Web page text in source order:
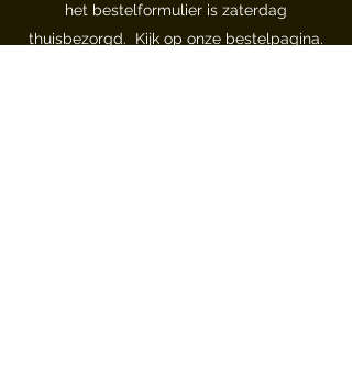
het bestelformulier is zaterdag
thuisbezorgd. Kijk op onze bestelpagina​.